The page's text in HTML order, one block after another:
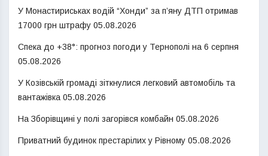
У Монастириськах водій “Хонди” за п’яну ДТП отримав
17000 грн штрафу 05.08.2026
Спека до +38°: прогноз погоди у Тернополі на 6 серпня
05.08.2026
У Козівській громаді зіткнулися легковий автомобіль та
вантажівка 05.08.2026
На Зборівщині у полі загорівся комбайн 05.08.2026
Приватний будинок престарілих у Рівному 05.08.2026